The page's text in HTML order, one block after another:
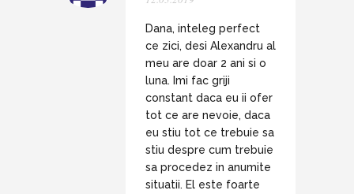
Dana, inteleg perfect
ce zici, desi Alexandru al
meu are doar 2 ani si o
luna. Imi fac griji
constant daca eu ii ofer
tot ce are nevoie, daca
eu stiu tot ce trebuie sa
stiu despre cum trebuie
sa procedez in anumite
situatii. El este foarte